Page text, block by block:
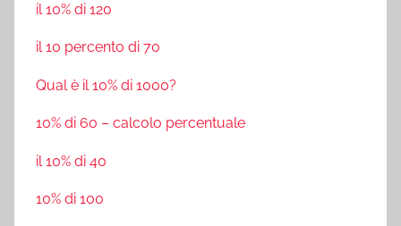
il 10% di 120
il 10 percento di 70
Qual è il 10% di 1000?
10% di 60 – calcolo percentuale
il 10% di 40
10% di 100